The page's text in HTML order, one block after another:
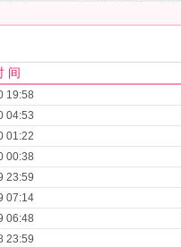
间
19:58
04:53
01:22
00:38
23:59
07:14
06:48
23:59